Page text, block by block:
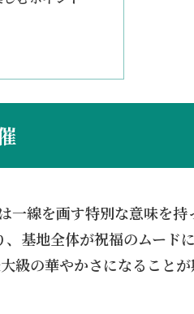
線を画す特別な意味を持
基地全体が祝福のムード
級の華やかさになること